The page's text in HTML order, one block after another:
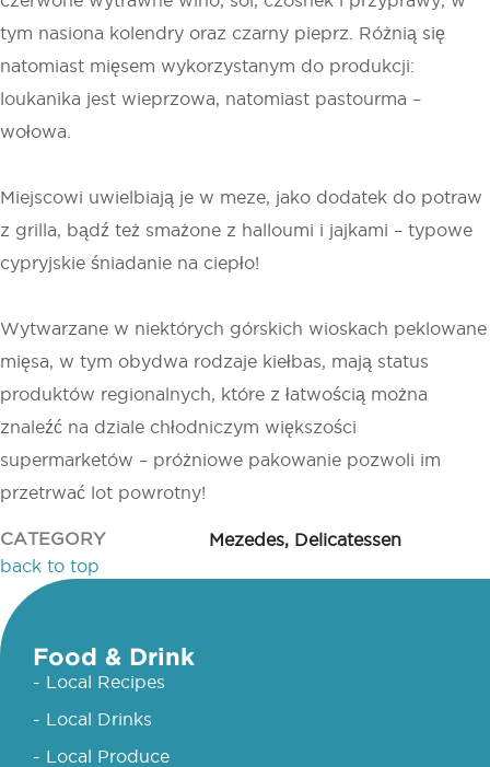
tym nasiona kolendry oraz czarny pieprz. Różnią się
natomiast mięsem wykorzystanym do produkcji:
loukanika jest wieprzowa, natomiast pastourma –
wołowa.
Miejscowi uwielbiają je w meze, jako dodatek do potraw
z grilla, bądź też smażone z halloumi i jajkami – typowe
cypryjskie śniadanie na ciepło!
Wytwarzane w niektórych górskich wioskach peklowane
mięsa, w tym obydwa rodzaje kiełbas, mają status
produktów regionalnych, które z łatwością można
znaleźć na dziale chłodniczym większości
supermarketów – próżniowe pakowanie pozwoli im
przetrwać lot powrotny!
CATEGORY
Mezedes, Delicatessen
back to top
Food & Drink
- Local Recipes
- Local Drinks
- Local Produce